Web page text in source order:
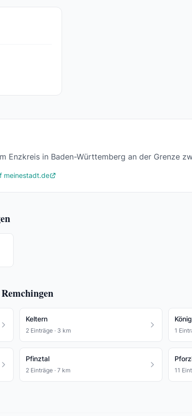
Enzkreis in Baden-Württemberg an der Grenze
meinestadt.de
Keltern
2 Einträge · 3 km 1
Pfinztal
2 Einträge · 7 km 11